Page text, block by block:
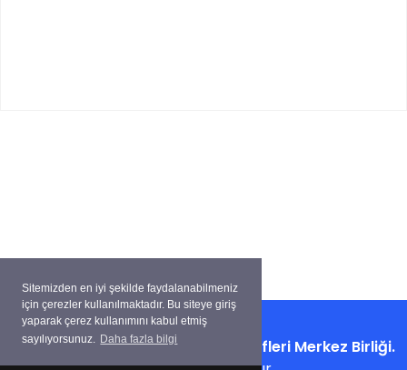
Sitemizden en iyi şekilde faydalanabilmeniz
için çerezler kullanılmaktadır. Bu siteye giriş
yaparak çerez kullanımını kabul etmiş
sayılıyorsunuz. Daha fazla bilgi
Copyright ©Su Ürünleri Kooperatifleri Merkez Birliği.